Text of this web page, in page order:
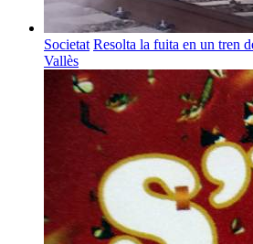
Societat Resolta la fuita en un tren
Vallès